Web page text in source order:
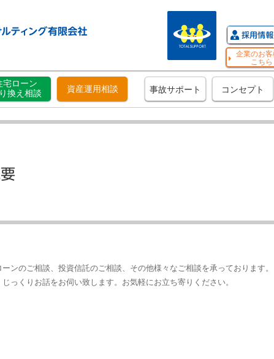
企業のお客
こちら
宅ローン
換え相談
資産運用相談 事故サポート コンセプト
ンのご相談、投資信託のご相談、その他様々なご相談を承っております。
っくりお話をお伺い致します。お気軽にお立ち寄りください。